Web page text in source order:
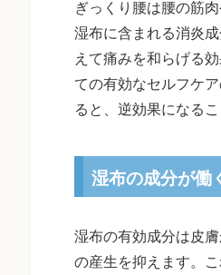
ぎっくり腰は腰の筋
湿布に含まれる消炎
えて痛みを和らげる
ての有効なセルフケ
ると、逆効果になるこ
湿布の成分が働
湿布の有効成分は皮
の産生を抑えます。